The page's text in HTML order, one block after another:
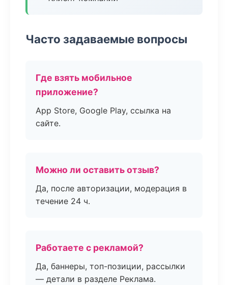
Часто задаваемые вопросы
Где взять мобильное
приложение?
App Store, Google Play, ссылка на
сайте.
Можно ли оставить отзыв?
Да, после авторизации, модерация в
течение 24 ч.
Работаете с рекламой?
Да, баннеры, топ-позиции, рассылки
— детали в разделе Реклама.